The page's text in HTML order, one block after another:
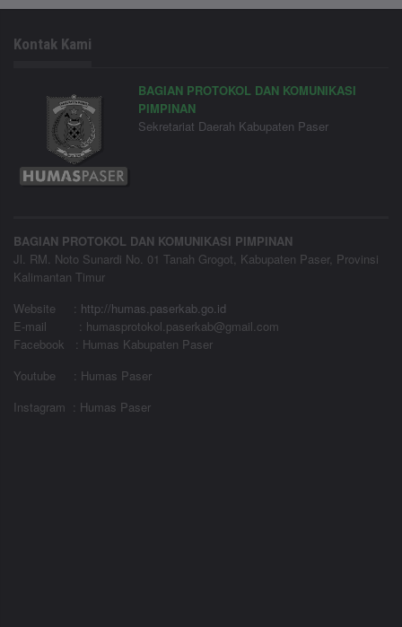
Kontak Kami
BAGIAN PROTOKOL DAN KOMUNIKASI
PIMPINAN
Sekretariat Daerah Kabupaten Paser
BAGIAN PROTOKOL DAN KOMUNIKASI PIMPINAN
Jl. RM. Noto Sunardi No. 01 Tanah Grogot, Kabupaten Paser, Provinsi
Kalimantan Timur
Website
: http://humas.paserkab.go.id
E-mail : humasprotokol.paserkab@gmail.com
Facebook : Humas Kabupaten Paser
Youtube : Humas Paser
Instagram : Humas Paser